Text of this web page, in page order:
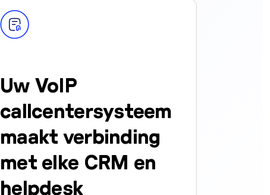
Uw VoIP
callcentersysteem
maakt verbinding
met elke CRM en
helpdesk